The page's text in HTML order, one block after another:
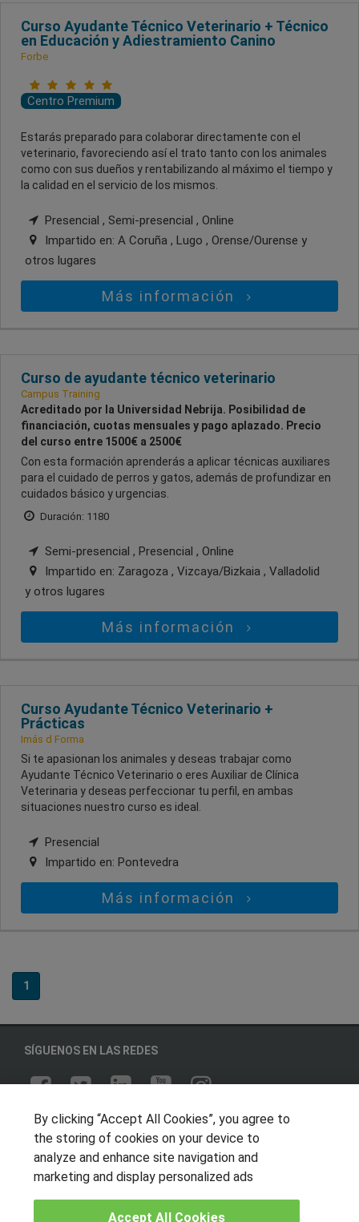
Curso Ayudante Técnico Veterinario + Técnico
en Educación y Adiestramiento Canino
Forbe
Centro Premium
Estarás preparado para colaborar directamente con el
veterinario, favoreciendo así el trato tanto con los animales
como con sus dueños y rentabilizando al máximo el tiempo y
la calidad en el servicio de los mismos.
Presencial , Semi-presencial , Online
Impartido en: A Coruña , Lugo , Orense/Ourense y
otros lugares
Más información
Curso de ayudante técnico veterinario
Campus Training
Acreditado por la Universidad Nebrija. Posibilidad de
financiación, cuotas mensuales y pago aplazado. Precio
del curso entre 1500€ a 2500€
Con esta formación aprenderás a aplicar técnicas auxiliares
para el cuidado de perros y gatos, además de profundizar en
cuidados básico y urgencias.
Duración: 1180
Semi-presencial , Presencial , Online
Impartido en: Zaragoza , Vizcaya/Bizkaia , Valladolid
y otros lugares
Más información
Curso Ayudante Técnico Veterinario +
Prácticas
Imás d Forma
Si te apasionan los animales y deseas trabajar como
Ayudante Técnico Veterinario o eres Auxiliar de Clínica
Veterinaria y deseas perfeccionar tu perfil, en ambas
situaciones nuestro curso es ideal.
Presencial
Impartido en: Pontevedra
Más información
1
SÍGUENOS EN LAS REDES
OTROS GRUPOS DE INTERES
Muro de los idiomas
Hablemos de empleo
Locos por las becas
By clicking “Accept All Cookies”, you agree to
the storing of cookies on your device to
analyze and enhance site navigation and
marketing and display personalized ads
Accept All Cookies